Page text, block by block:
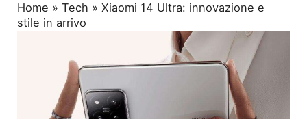
Home »Tech »Xiaomi 14 Ultra: innovazione e
stile in arrivo